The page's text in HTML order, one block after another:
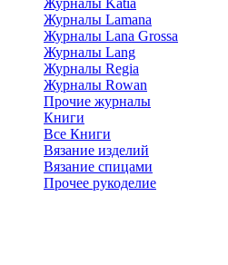
Журналы Lamana
Журналы Lana Grossa
Журналы Lang
Журналы Regia
Журналы Rowan
Прочие журналы
Книги
Все Книги
Вязание изделий
Вязание спицами
Прочее рукоделие